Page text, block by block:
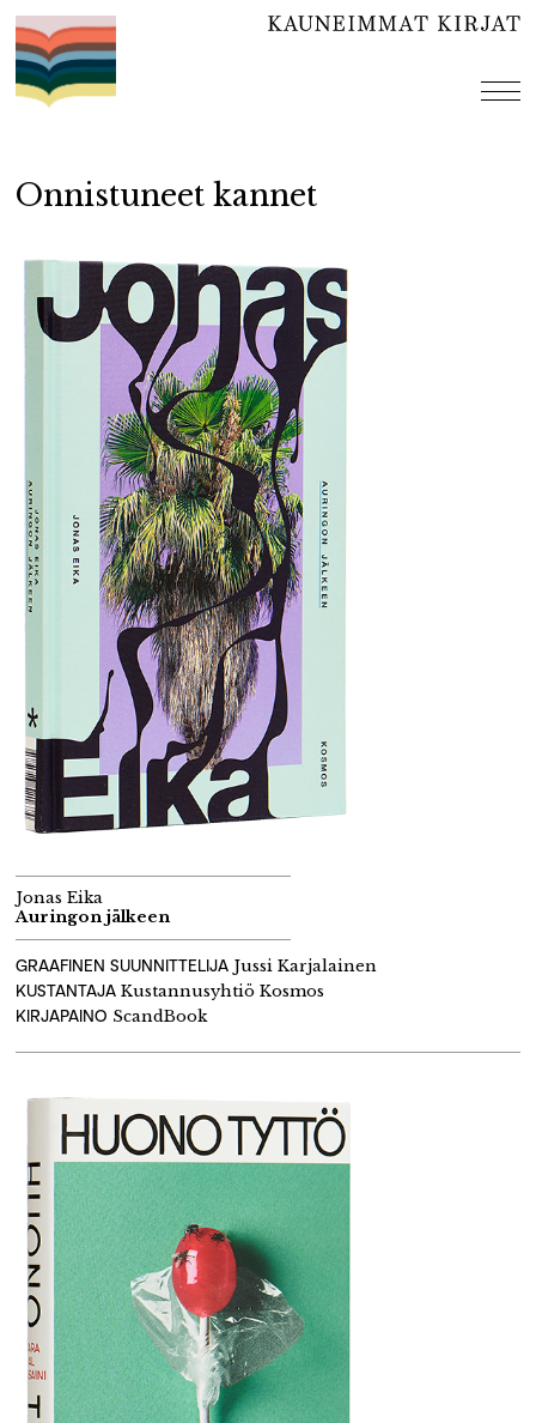
Hyppää
sisältöön
Onnistuneet kannet
Jonas Eika
Auringon jälkeen
GRAAFINEN SUUNNITTELIJA Jussi Karjalainen
KUSTANTAJA Kustannusyhtiö Kosmos
KIRJAPAINO ScandBook